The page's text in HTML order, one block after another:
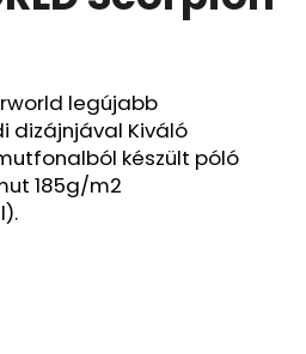
legújabb
dizájnjával Kiváló
készült póló
185g/m2